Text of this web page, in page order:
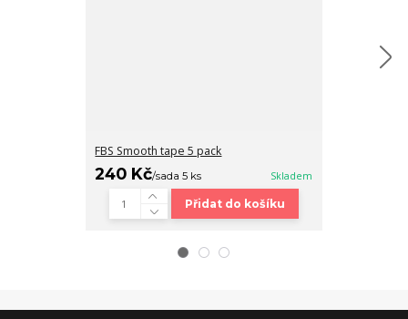
FBS Smooth tape 5 pack
240 Kč/sada 5 ks Skladem
Přidat do košíku